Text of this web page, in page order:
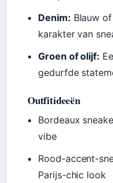
Denim: Blauw
karakter van
Groen of olijf:
gedurfde
Outfitideeën
Bordeaux
vibe
Rood-accent-
Parijs-chic look